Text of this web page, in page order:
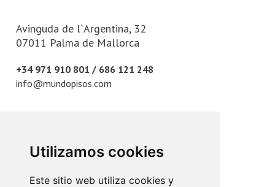
Utilizamos cookies
Este sitio web utiliza cookies y
Avinguda de l`Argentina, 32
07011 Palma de Mallorca
+34 971 910 801 / 686 121 248
info@mundopisos.com
Plaza París, 3
07010 Palma de Mallorca